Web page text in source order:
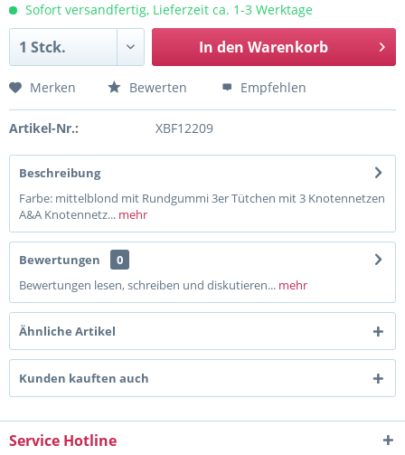
Sofort versandfertig, Lieferzeit ca. 1-3 Werktage
In den Warenkorb
Merken Bewerten Empfehlen
Artikel-Nr.: XBF12209
Beschreibung
Farbe: mittelblond mit Rundgummi 3er Tütchen mit 3 Knotennetzen
A&A Knotennetz... mehr
Bewertungen
0
Bewertungen lesen, schreiben und diskutieren... mehr
Ähnliche Artikel
Kunden kauften auch
Service Hotline